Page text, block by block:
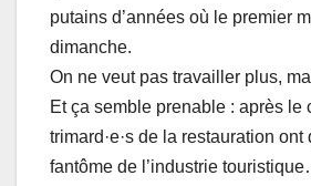
putains d’années où le premier
dimanche.
On ne veut pas travailler plus,
Et ça semble prenable : après le
trimard·e·s de la restauration
fantôme de l’industrie